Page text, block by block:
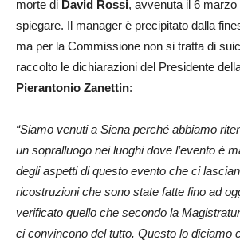
morte di David Rossi, avvenuta il 6
spiegare. Il manager è precipitato dalla
ma per la Commissione non si tratta di
raccolto le dichiarazioni del Presidente
Pierantonio Zanettin:
“Siamo venuti a Siena perché abbiamo
un sopralluogo nei luoghi dove l’evento è
degli aspetti di questo evento che ci
ricostruzioni che sono state fatte fino ad
verificato quello che secondo la
ci convincono del tutto. Questo lo diciamo